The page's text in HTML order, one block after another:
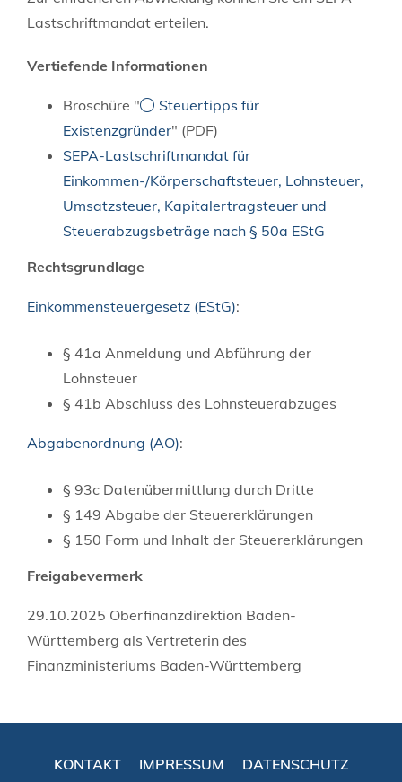
Lastschriftmandat erteilen.
Vertiefende Informationen
Broschüre "
Steuertipps für
Existenzgründer" (PDF)
SEPA-Lastschriftmandat für
Einkommen-/Körperschaftsteuer, Lohnsteuer,
Umsatzsteuer, Kapitalertragsteuer und
Steuerabzugsbeträge nach § 50a EStG
Rechtsgrundlage
Einkommensteuergesetz (EStG):
§ 41a Anmeldung und Abführung der
Lohnsteuer
§ 41b Abschluss des Lohnsteuerabzuges
Abgabenordnung (AO):
§ 93c Datenübermittlung durch Dritte
§ 149 Abgabe der Steuererklärungen
§ 150 Form und Inhalt der Steuererklärungen
Freigabevermerk
29.10.2025 Oberfinanzdirektion Baden-
Württemberg als Vertreterin des
Finanzministeriums Baden-Württemberg
KONTAKT IMPRESSUM
DATENSCHUTZ